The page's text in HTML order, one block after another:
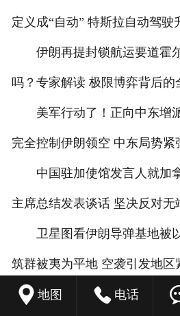
定义成“自动” 特斯拉自动驾驶
伊朗再提封锁航运要道霍
吗？专家解读 极限博弈背后的
美军行动了！正向中东增
完全控制伊朗领空 中东局势紧
中国驻加使馆发言人就加
主席总结发表谈话 坚决反对无
卫星图看伊朗导弹基地被
筑群被夷为平地 空袭引发地区
台湾网红“馆长”返台遭岛内
 地图  电话